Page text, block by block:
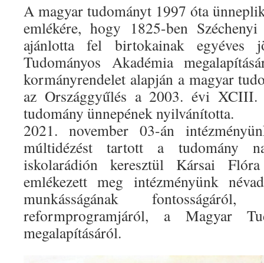
A magyar tudományt 1997 óta
emlékére, hogy 1825-ben
ajánlotta fel birtokainak egyéves
Tudományos Akadémia
kormányrendelet alapján a magyar
az Országgyűlés a 2003. évi XCIII.
tudomány ünnepének nyilvánította.
2021. november 03-án
múltidézést tartott a tudomány
iskolarádión keresztül Kársai
emlékezett meg intézményünk
munkásságának
reformprogramjáról, a Magyar
megalapításáról.